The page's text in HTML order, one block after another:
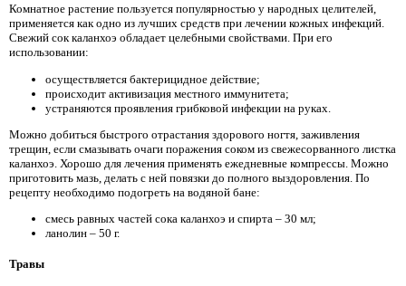
Комнатное растение пользуется популярностью у народных целителей,
применяется как одно из лучших средств при лечении кожных инфекций.
Свежий сок каланхоэ обладает целебными свойствами. При его
использовании:
осуществляется бактерицидное действие;
происходит активизация местного иммунитета;
устраняются проявления грибковой инфекции на руках.
Можно добиться быстрого отрастания здорового ногтя, заживления
трещин, если смазывать очаги поражения соком из свежесорванного листка
каланхоэ. Хорошо для лечения применять ежедневные компрессы. Можно
приготовить мазь, делать с ней повязки до полного выздоровления. По
рецепту необходимо подогреть на водяной бане:
смесь равных частей сока каланхоэ и спирта – 30 мл;
ланолин – 50 г.
Травы